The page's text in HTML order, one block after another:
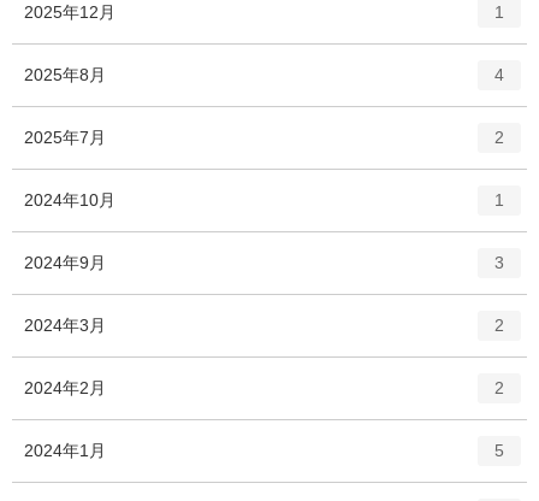
リ
ー
2025年12月
ー
1
2025年8月
ー
数
4
2025年7月
リ
ー
2
2024年10月
ー
1
2024年9月
ー
3
2024年3月
ー
2
2024年2月
ー
2
2024年1月 5